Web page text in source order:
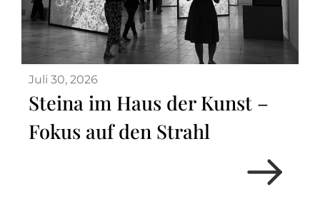
Juli 30, 2026
Steina im Haus der Kunst –
Fokus auf den Strahl